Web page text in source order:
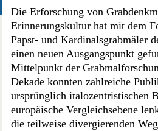
Die Erforschung von
Erinnerungskultur hat mit dem
Papst- und Kardinalsgrabmäler
einen neuen Ausgangspunkt
Mittelpunkt der
Dekade konnten zahlreiche
ursprünglich italozentristischen
europäische Vergleichsebene
die teilweise divergierenden